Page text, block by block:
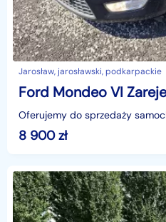
Jarosław, jarosławski, podkarpackie
Oferujemy do sprzedaży
8 900zł